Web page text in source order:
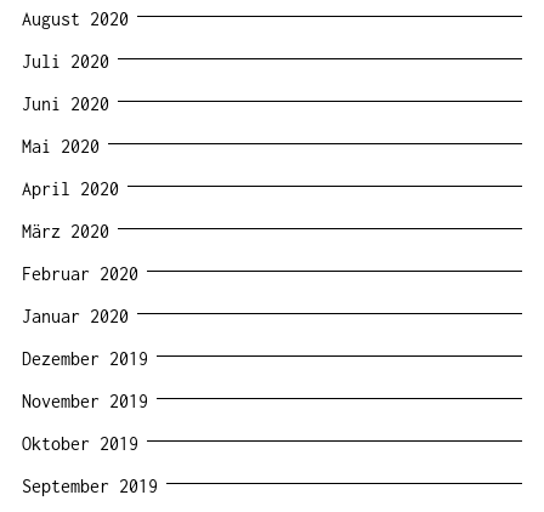
August 2020
Juli 2020
Juni 2020
Mai 2020
April 2020
März 2020
Februar 2020
Januar 2020
Dezember 2019
November 2019
Oktober 2019
September 2019